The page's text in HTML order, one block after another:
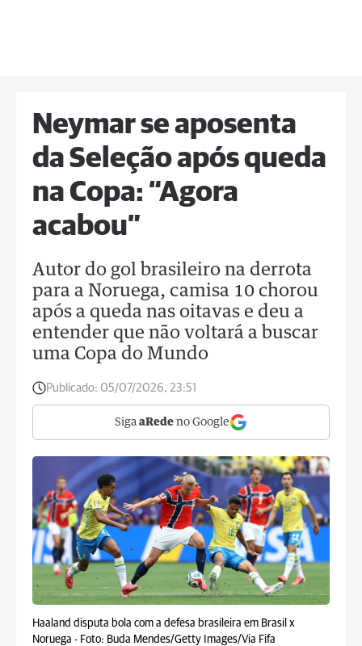
Neymar se aposenta
da Seleção após queda
na Copa: “Agora
acabou”
Autor do gol brasileiro na derrota
para a Noruega, camisa 10 chorou
após a queda nas oitavas e deu a
entender que não voltará a buscar
uma Copa do Mundo
Publicado: 05/07/2026, 23:51
Siga aRede no Google
Haaland disputa bola com a defesa brasileira em Brasil x
Noruega - Foto: Buda Mendes/Getty Images/Via Fifa